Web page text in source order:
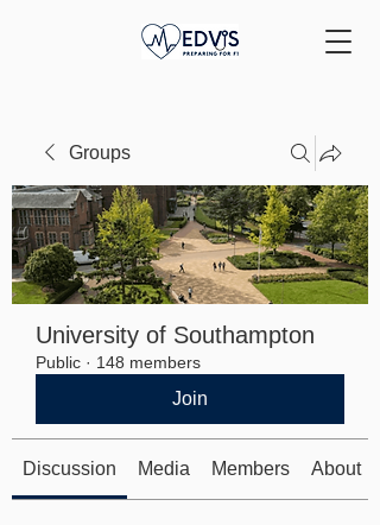
Groups
University of Southampton
Public · 148 members
Join
Discussion Media Members About